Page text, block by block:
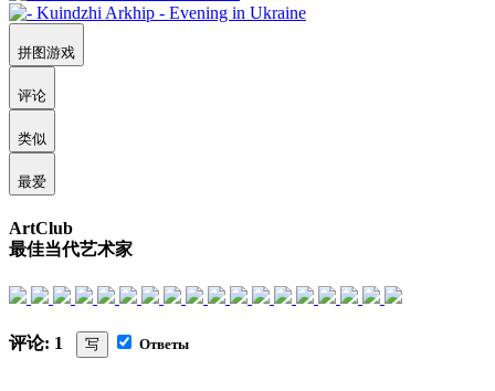
拼图游戏
评论
类似
最爱
ArtClub
最佳当代艺术家
评论: 1 写 Ответы